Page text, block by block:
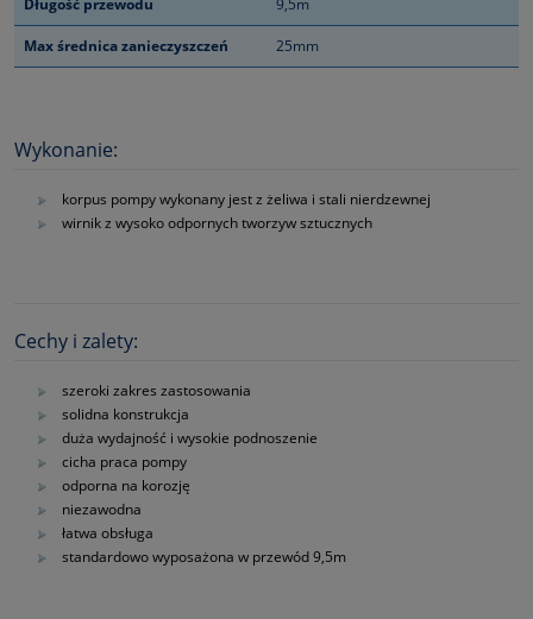
Długość przewodu 9,5m
Max średnica zanieczyszczeń 25mm
Wykonanie:
korpus pompy wykonany jest z żeliwa i stali nierdzewnej
wirnik z wysoko odpornych tworzyw sztucznych
Cechy i zalety:
szeroki zakres zastosowania
solidna konstrukcja
duża wydajność i wysokie podnoszenie
cicha praca pompy
odporna na korozję
niezawodna
łatwa obsługa
standardowo wyposażona w przewód 9,5m